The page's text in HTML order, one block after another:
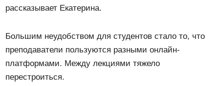
рассказывает Екатерина.
Большим неудобством для студентов стало то, что
преподаватели пользуются разными онлайн-
платформами. Между лекциями тяжело
перестроиться.